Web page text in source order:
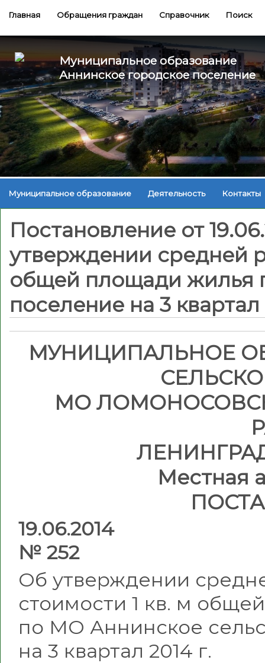
Главная Обращения граждан Справочник Поиск
Муниципальное образование
Аннинское городское поселение
Муниципальное образование Деятельность Контакты
Постановление от
утверждении средней
общей площади жилья
поселение на 3 квартал
МУНИЦИПАЛЬНОЕ
МО
Местная
№ 252
Об утверждении
стоимости 1 кв. м
по МО Аннинское
на 3 квартал 2014 г.